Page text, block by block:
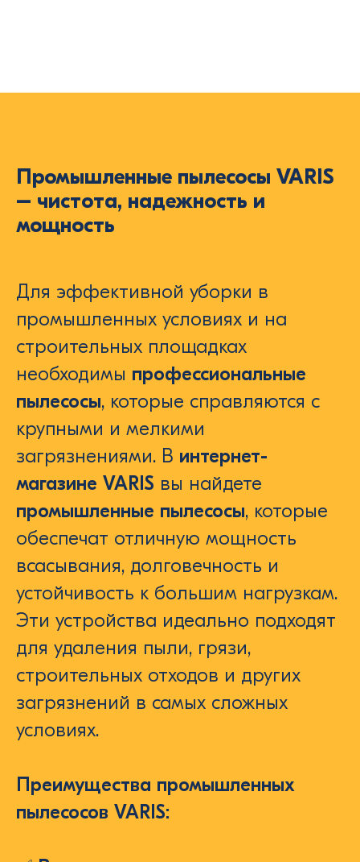
Промышленные пылесосы VARIS
– чистота, надежность и
мощность
Для эффективной уборки в
промышленных условиях и на
строительных площадках
необходимы профессиональные
пылесосы, которые справляются с
крупными и мелкими
загрязнениями. В интернет-
магазине VARIS вы найдете
промышленные пылесосы, которые
обеспечат отличную мощность
всасывания, долговечность и
устойчивость к большим нагрузкам.
Эти устройства идеально подходят
для удаления пыли, грязи,
строительных отходов и других
загрязнений в самых сложных
условиях.
Преимущества промышленных
пылесосов VARIS: